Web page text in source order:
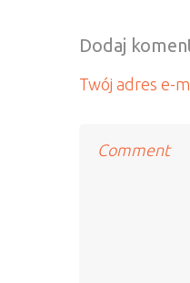
Dodaj
Twój adres e-